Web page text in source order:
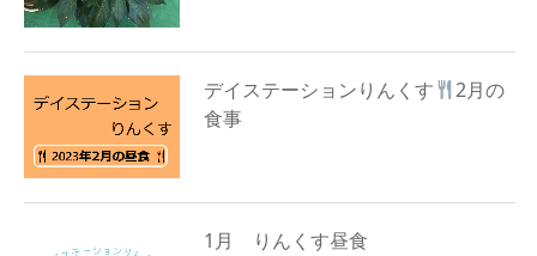
デイステーションりんくす
2月の
食事
1月 りんくす昼食